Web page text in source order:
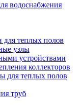
водоснабжения
для теплых полов
узлы
устройствами
коллекторов
для теплых полов
труб